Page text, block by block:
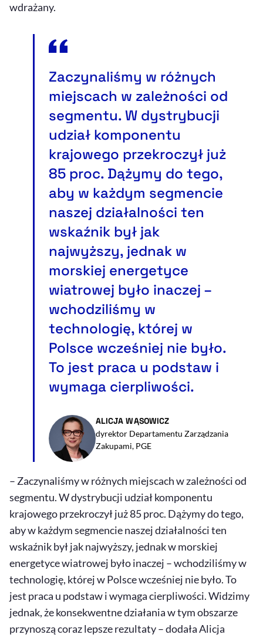
wdrażany.
Zaczynaliśmy w różnych
miejscach w zależności od
segmentu. W dystrybucji
udział komponentu
krajowego przekroczył już
85 proc. Dążymy do tego,
aby w każdym segmencie
naszej działalności ten
wskaźnik był jak
najwyższy, jednak w
morskiej energetyce
wiatrowej było inaczej –
wchodziliśmy w
technologię, której w
Polsce wcześniej nie było.
To jest praca u podstaw i
wymaga cierpliwości.
ALICJA WĄSOWICZ
dyrektor Departamentu Zarządzania
Zakupami, PGE
– Zaczynaliśmy w różnych miejscach w zależności od
segmentu. W dystrybucji udział komponentu
krajowego przekroczył już 85 proc. Dążymy do tego,
aby w każdym segmencie naszej działalności ten
wskaźnik był jak najwyższy, jednak w morskiej
energetyce wiatrowej było inaczej – wchodziliśmy w
technologię, której w Polsce wcześniej nie było. To
jest praca u podstaw i wymaga cierpliwości. Widzimy
jednak, że konsekwentne działania w tym obszarze
przynoszą coraz lepsze rezultaty – dodała Alicja